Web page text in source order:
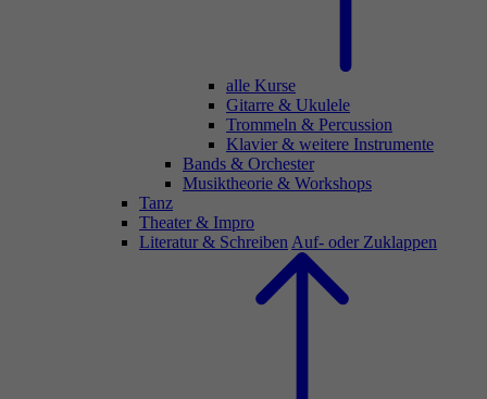
alle Kurse
Gitarre & Ukulele
Trommeln & Percussion
Klavier & weitere Instrumente
Bands & Orchester
Musiktheorie & Workshops
Tanz
Theater & Impro
Literatur & Schreiben Auf- oder Zuklappen